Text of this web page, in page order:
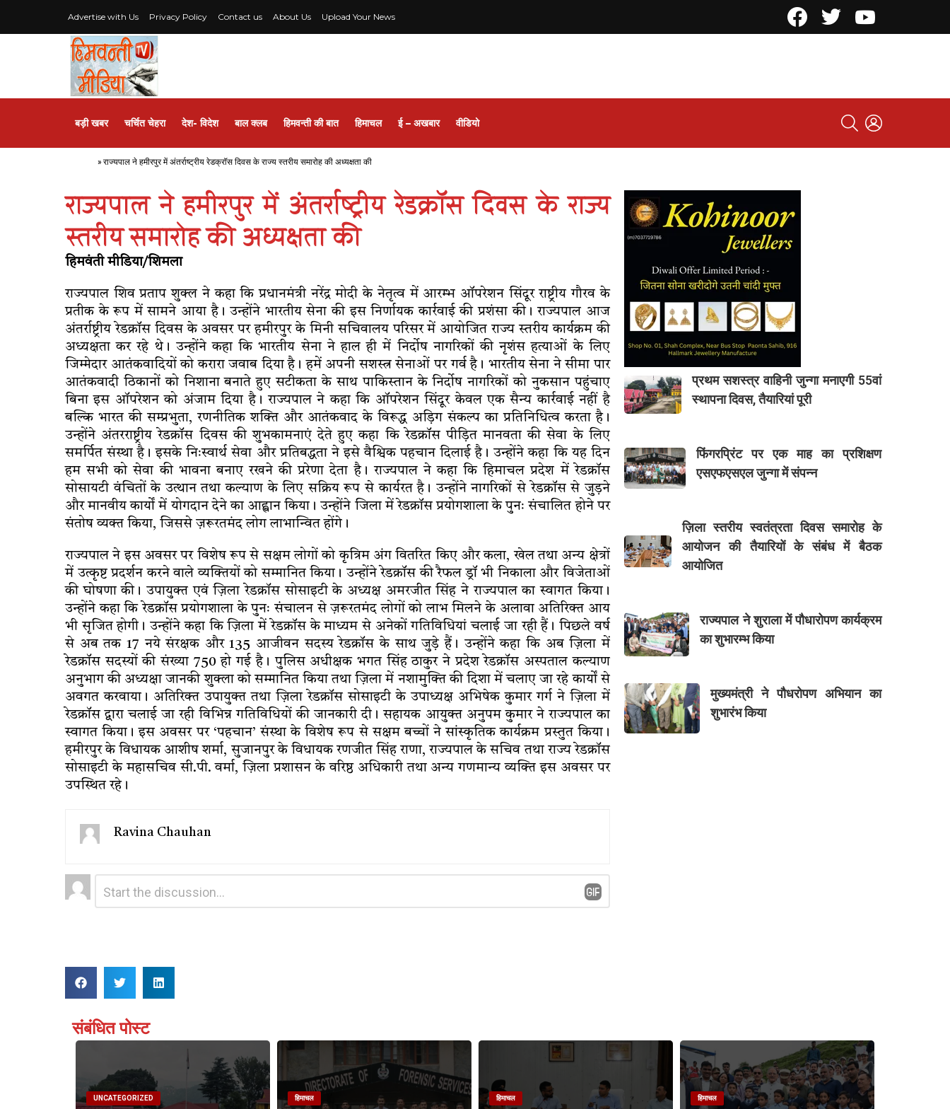
Advertise with Us Privacy Policy Contact us About Us Upload Your News
बड़ी खबर चर्चित चेहरा देश- विदेश बाल क्लब हिमवन्ती की बात हिमाचल ई – अखबार वीडियो
SEARCH
» राज्यपाल ने हमीरपुर में अंतर्राष्ट्रीय रेडक्रॉस दिवस के राज्य स्तरीय समारोह की अध्यक्षता की
राज्यपाल ने हमीरपुर में अंतर्राष्ट्रीय रेडक्रॉस दिवस के राज्य
स्तरीय समारोह की अध्यक्षता की
हिमवंती मीडिया/शिमला
राज्यपाल शिव प्रताप शुक्ल ने कहा कि प्रधानमंत्री नरेंद्र मोदी के नेतृत्व में आरम्भ ऑपरेशन सिंदूर राष्ट्रीय गौरव के
प्रतीक के रूप में सामने आया है। उन्होंने भारतीय सेना की इस निर्णायक कार्रवाई की प्रशंसा की। राज्यपाल आज
अंतर्राष्ट्रीय रेडक्रॉस दिवस के अवसर पर हमीरपुर के मिनी सचिवालय परिसर में आयोजित राज्य स्तरीय कार्यक्रम की
अध्यक्षता कर रहे थे। उन्होंने कहा कि भारतीय सेना ने हाल ही में निर्दोष नागरिकों की नृशंस हत्याओं के लिए
जिम्मेदार आतंकवादियों को करारा जवाब दिया है। हमें अपनी सशस्त्र सेनाओं पर गर्व है। भारतीय सेना ने सीमा पार
आतंकवादी ठिकानों को निशाना बनाते हुए सटीकता के साथ पाकिस्तान के निर्दोष नागरिकों को नुकसान पहुंचाए
बिना इस ऑपरेशन को अंजाम दिया है। राज्यपाल ने कहा कि ऑपरेशन सिंदूर केवल एक सैन्य कार्रवाई नहीं है
बल्कि भारत की सम्प्रभुता, रणनीतिक शक्ति और आतंकवाद के विरूद्ध अड़िग संकल्प का प्रतिनिधित्व करता है।
उन्होंने अंतरराष्ट्रीय रेडक्रॉस दिवस की शुभकामनाएं देते हुए कहा कि रेडक्रॉस पीड़ित मानवता की सेवा के लिए
समर्पित संस्था है। इसके निःस्वार्थ सेवा और प्रतिबद्धता ने इसे वैश्विक पहचान दिलाई है। उन्होंने कहा कि यह दिन
हम सभी को सेवा की भावना बनाए रखने की प्ररेणा देता है। राज्यपाल ने कहा कि हिमाचल प्रदेश में रेडक्रॉस
सोसायटी वंचितों के उत्थान तथा कल्याण के लिए सक्रिय रूप से कार्यरत है। उन्होंने नागरिकों से रेडक्रॉस से जुड़ने
और मानवीय कार्यों में योगदान देने का आह्वान किया। उन्होंने जिला में रेडक्रॉस प्रयोगशाला के पुनः संचालित होने पर
संतोष व्यक्त किया, जिससे ज़रूरतमंद लोग लाभान्वित होंगे।
राज्यपाल ने इस अवसर पर विशेष रूप से सक्षम लोगों को कृत्रिम अंग वितरित किए और कला, खेल तथा अन्य क्षेत्रों
में उत्कृष्ट प्रदर्शन करने वाले व्यक्तियों को सम्मानित किया। उन्होंने रेडक्रॉस की रैफल ड्रॉ भी निकाला और विजेताओं
की घोषणा की। उपायुक्त एवं ज़िला रेडक्रॉस सोसाइटी के अध्यक्ष अमरजीत सिंह ने राज्यपाल का स्वागत किया।
उन्होंने कहा कि रेडक्रॉस प्रयोगशाला के पुनः संचालन से ज़रूरतमंद लोगों को लाभ मिलने के अलावा अतिरिक्त आय
भी सृजित होगी। उन्होंने कहा कि ज़िला में रेडक्रॉस के माध्यम से अनेकों गतिविधियां चलाई जा रही हैं। पिछले वर्ष
से अब तक 17 नये संरक्षक और 135 आजीवन सदस्य रेडक्रॉस के साथ जुड़े हैं। उन्होंने कहा कि अब ज़िला में
रेडक्रॉस सदस्यों की संख्या 750 हो गई है। पुलिस अधीक्षक भगत सिंह ठाकुर ने प्रदेश रेडक्रॉस अस्पताल कल्याण
अनुभाग की अध्यक्षा जानकी शुक्ला को सम्मानित किया तथा ज़िला में नशामुक्ति की दिशा में चलाए जा रहे कार्यों से
अवगत करवाया। अतिरिक्त उपायुक्त तथा ज़िला रेडक्रॉस सोसाइटी के उपाध्यक्ष अभिषेक कुमार गर्ग ने ज़िला में
रेडक्रॉस द्वारा चलाई जा रही विभिन्न गतिविधियों की जानकारी दी। सहायक आयुक्त अनुपम कुमार ने राज्यपाल का
स्वागत किया। इस अवसर पर ‘पहचान’ संस्था के विशेष रूप से सक्षम बच्चों ने सांस्कृतिक कार्यक्रम प्रस्तुत किया।
हमीरपुर के विधायक आशीष शर्मा, सुजानपुर के विधायक रणजीत सिंह राणा, राज्यपाल के सचिव तथा राज्य रेडक्रॉस
सोसाइटी के महासचिव सी.पी. वर्मा, ज़िला प्रशासन के वरिष्ठ अधिकारी तथा अन्य गणमान्य व्यक्ति इस अवसर पर
उपस्थित रहे।
Ravina Chauhan
Leave
a
प्रथम सशस्त्र वाहिनी जुन्गा मनाएगी 55वां
स्थापना दिवस, तैयारियां पूरी
फिंगरप्रिंट पर एक माह का प्रशिक्षण
एसएफएसएल जुन्गा में संपन्न
ज़िला स्तरीय स्वतंत्रता दिवस समारोह के
आयोजन की तैयारियों के संबंध में बैठक
आयोजित
राज्यपाल ने शुराला में पौधारोपण कार्यक्रम
का शुभारम्भ किया
मुख्यमंत्री ने पौधरोपण अभियान का
शुभारंभ किया
संबंधित पोस्ट
UNCATEGORIZED हिमाचल हिमाचल हिमाचल